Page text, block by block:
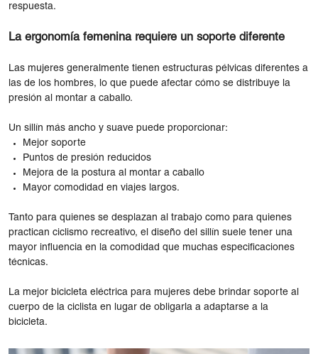
respuesta.
La ergonomía femenina requiere un soporte diferente
Las mujeres generalmente tienen estructuras pélvicas diferentes a
las de los hombres, lo que puede afectar cómo se distribuye la
presión al montar a caballo.
Un sillín más ancho y suave puede proporcionar:
Mejor soporte
Puntos de presión reducidos
Mejora de la postura al montar a caballo
Mayor comodidad en viajes largos.
Tanto para quienes se desplazan al trabajo como para quienes
practican ciclismo recreativo, el diseño del sillín suele tener una
mayor influencia en la comodidad que muchas especificaciones
técnicas.
La mejor bicicleta eléctrica para mujeres debe brindar soporte al
cuerpo de la ciclista en lugar de obligarla a adaptarse a la
bicicleta.